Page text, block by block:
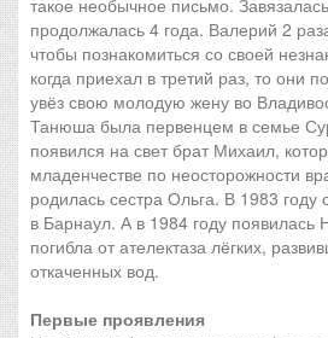
такое необычное письмо.
продолжалась 4 года. Валерий 2
чтобы познакомиться со своей
когда приехал в третий раз, то они
увёз свою молодую жену во
Танюша была первенцем в семье
появился на свет брат Михаил,
младенчестве по неосторожности
родилась сестра Ольга. В 1983 году
в Барнаул. А в 1984 году появилась
погибла от ателектаза лёгких,
откаченных вод.
Первые проявления